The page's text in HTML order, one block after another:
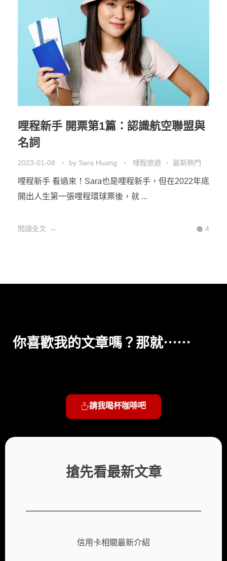
哩程新手 開票第1篇：認識航空聯盟與
名詞
2023-01-08 by Sara Huang 哩程旅遊 最新熱門
哩程新手 看過來！Sara也是哩程新手，但在2022年底
開出人生第一張哩程環球票後，就 ...
閱讀全文 4
你喜歡我的文章嗎？那就⋯⋯
請我喝杯咖啡吧
搶先看最新文章
信用卡相關最新介紹